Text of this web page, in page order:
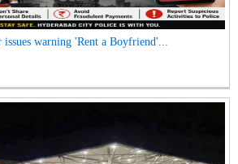
issues warning 'Rent a Boyfriend'...